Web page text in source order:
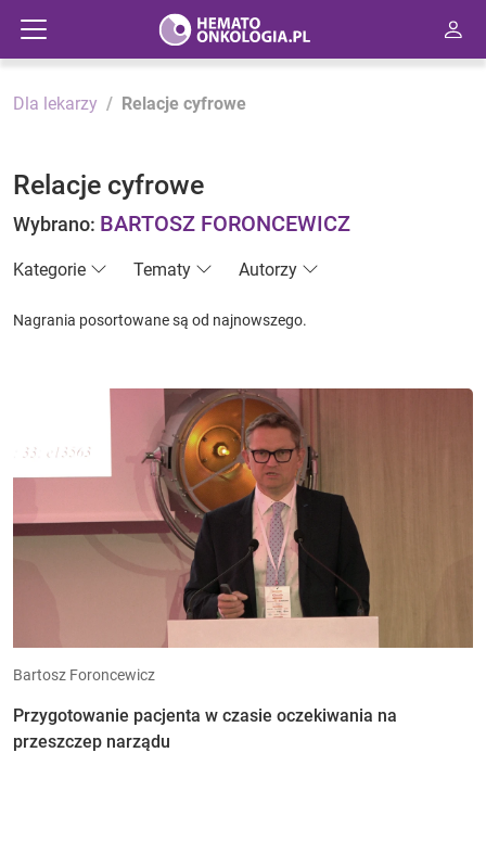
Dla lekarzy Relacje cyfrowe
Relacje cyfrowe
Wybrano: BARTOSZ FORONCEWICZ
Kategorie Tematy Autorzy
Nagrania posortowane są od najnowszego.
Bartosz Foroncewicz
Przygotowanie pacjenta w czasie oczekiwania na
przeszczep narządu